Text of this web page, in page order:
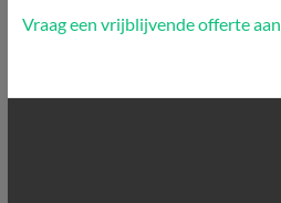
Vraag een vrijblijvende offerte aan.